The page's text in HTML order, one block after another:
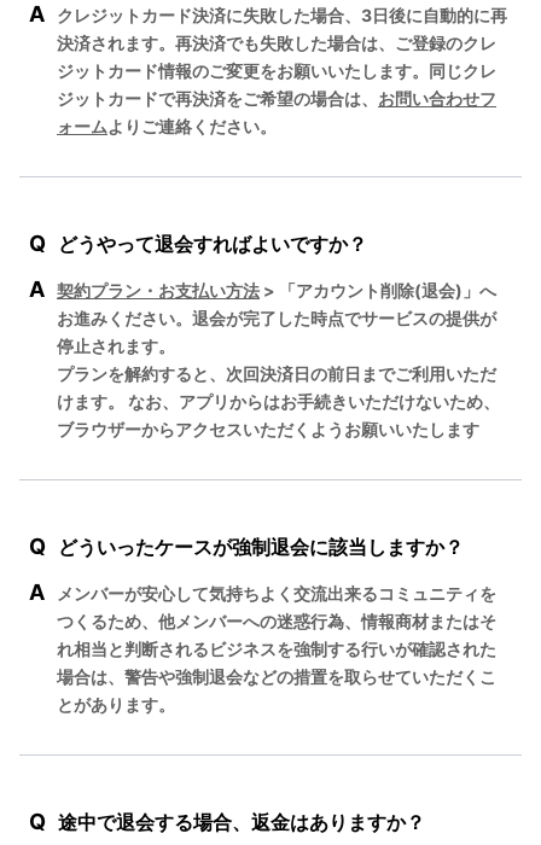
A
クレジットカード決済に失敗した場合、3日後に自動的に再
決済されます。再決済でも失敗した場合は、ご登録のクレ
ジットカード情報のご変更をお願いいたします。同じクレ
ジットカードで再決済をご希望の場合は、 お問い合わせフ
ォームよりご連絡ください。
Q どうやって退会すればよいですか？
A 契約プラン・お支払い方法 > 「アカウント削除(退会)」へ
お進みください。退会が完了した時点でサービスの提供が
停止されます。
プランを解約すると、次回決済日の前日までご利用いただ
けます。 なお、アプリからはお手続きいただけないため、
ブラウザーからアクセスいただくようお願いいたします
Q どういったケースが強制退会に該当しますか？
A
メンバーが安心して気持ちよく交流出来るコミュニティを
つくるため、他メンバーへの迷惑行為、情報商材またはそ
れ相当と判断されるビジネスを強制する行いが確認された
場合は、警告や強制退会などの措置を取らせていただくこ
とがあります。
Q 途中で退会する場合、返金はありますか？